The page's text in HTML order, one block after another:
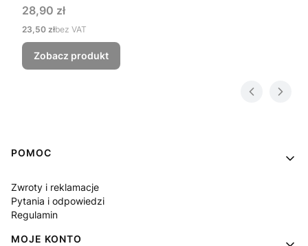
Cena
28,90 zł
Cena
23,50 złbez VAT
Zobacz produkt
Linki w stopce
POMOC
Zwroty i reklamacje
Pytania i odpowiedzi
Regulamin
MOJE KONTO